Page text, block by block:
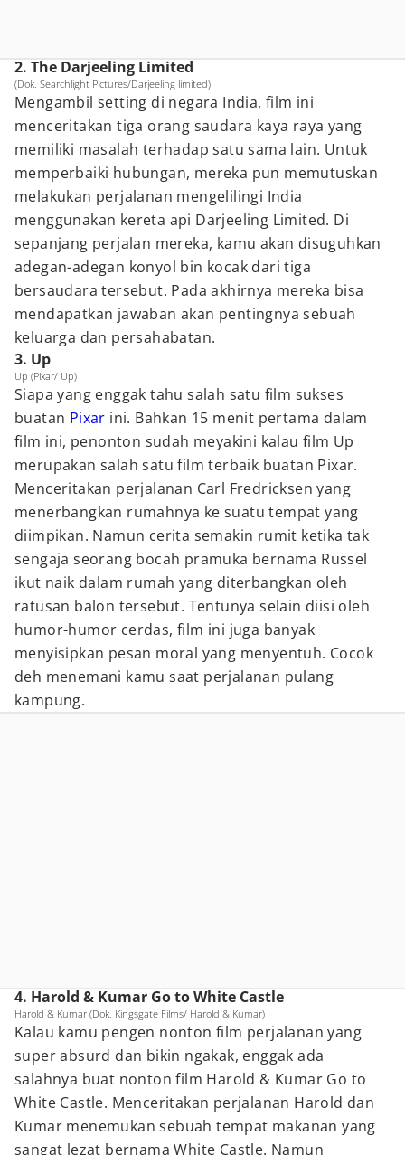
2. The Darjeeling Limited
(Dok. Searchlight Pictures/Darjeeling limited)
Mengambil setting di negara India, film ini
menceritakan tiga orang saudara kaya raya yang
memiliki masalah terhadap satu sama lain. Untuk
memperbaiki hubungan, mereka pun memutuskan
melakukan perjalanan mengelilingi India
menggunakan kereta api Darjeeling Limited. Di
sepanjang perjalan mereka, kamu akan disuguhkan
adegan-adegan konyol bin kocak dari tiga
bersaudara tersebut. Pada akhirnya mereka bisa
mendapatkan jawaban akan pentingnya sebuah
keluarga dan persahabatan.
3. Up
Up (Pixar/ Up)
Siapa yang enggak tahu salah satu film sukses
buatan Pixar ini. Bahkan 15 menit pertama dalam
film ini, penonton sudah meyakini kalau film Up
merupakan salah satu film terbaik buatan Pixar.
Menceritakan perjalanan Carl Fredricksen yang
menerbangkan rumahnya ke suatu tempat yang
diimpikan. Namun cerita semakin rumit ketika tak
sengaja seorang bocah pramuka bernama Russel
ikut naik dalam rumah yang diterbangkan oleh
ratusan balon tersebut. Tentunya selain diisi oleh
humor-humor cerdas, film ini juga banyak
menyisipkan pesan moral yang menyentuh. Cocok
deh menemani kamu saat perjalanan pulang
kampung.
4. Harold & Kumar Go to White Castle
Harold & Kumar (Dok. Kingsgate Films/ Harold & Kumar)
Kalau kamu pengen nonton film perjalanan yang
super absurd dan bikin ngakak, enggak ada
salahnya buat nonton film Harold & Kumar Go to
White Castle. Menceritakan perjalanan Harold dan
Kumar menemukan sebuah tempat makanan yang
sangat lezat bernama White Castle. Namun